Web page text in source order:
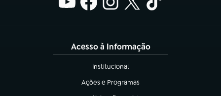
Acesso à Informação
Institucional
(abre em nova aba)
Ações e Programas
(abre em nova aba)